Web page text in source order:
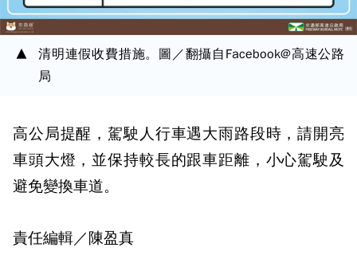
清明連假收費措施。圖／翻攝自Facebook@高速公路
局
高公局提醒，駕駛人行車遇大雨路段時，請開亮
車頭大燈，並保持較長的跟車距離，小心駕駛及
避免變換車道。
責任編輯／陳盈真